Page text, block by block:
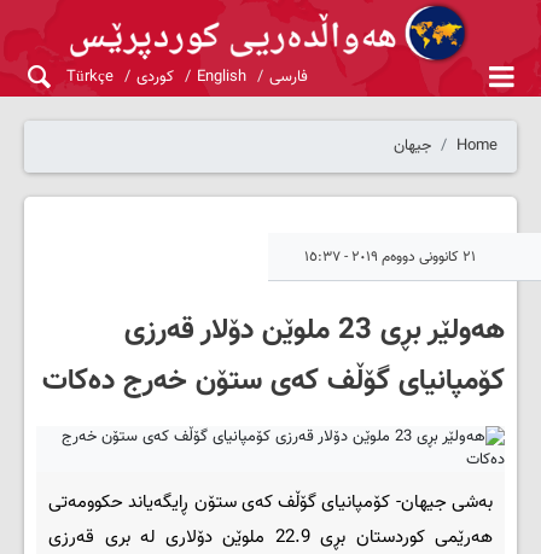
فارسی English کوردی Türkçe
Home جیهان
٢١ کانوونی دووەم ٢٠١٩ - ١٥:٣٧
هەولێر بڕی 23 ملوێن دۆلار قەرزی
کۆمپانیای گۆڵف کەی ستۆن خەرج دەکات
بەشی جیهان- کۆمپانیای گۆڵف کەی ستۆن ڕایگەیاند حکوومەتی
هەرێمی کوردستان بڕی 22.9 ملوێن دۆلاری لە بری قەرزی